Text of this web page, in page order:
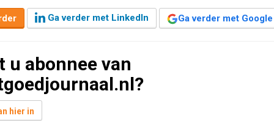
toename van
2 jaar geleden aangepast
De werkvoorraad steeg met 0,3 maand naar
het Economisch Instituut voor de Bouw (EIB). De
Ga verder met LinkedIn Ga verder met Google
u abonnee van
hier in